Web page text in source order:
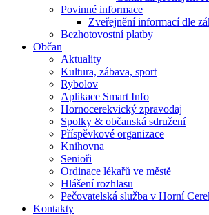
Povinné informace
Zveřejnění informací dle
Bezhotovostní platby
Občan
Aktuality
Kultura, zábava, sport
Rybolov
Aplikace Smart Info
Hornocerekvický zpravodaj
Spolky & občanská sdružení
Příspěvkové organizace
Knihovna
Senioři
Ordinace lékařů ve městě
Hlášení rozhlasu
Pečovatelská služba v Horní
Kontakty